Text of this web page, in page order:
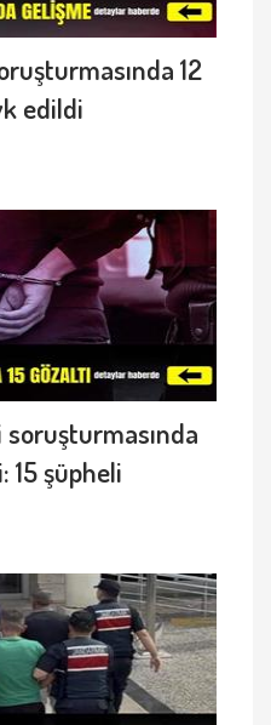
12
edildi
soruşturmasında
15 şüpheli